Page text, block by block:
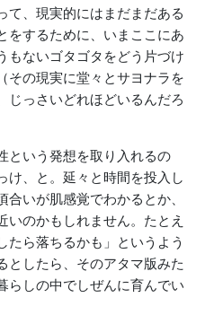
て、現実的にはまだまだある
をするために、いまここにあ
もないゴタゴタをどう片づけ
その現実に堂々とサヨナラを
じっさいどれほどいるんだろ
という発想を取り入れるの
け、と。延々と時間を投入し
いが肌感覚でわかるとか、
いのかもしれません。たとえ
たら落ちるかも」というよう
としたら、そのアタマ版みた
らしの中でしぜんに育んでい